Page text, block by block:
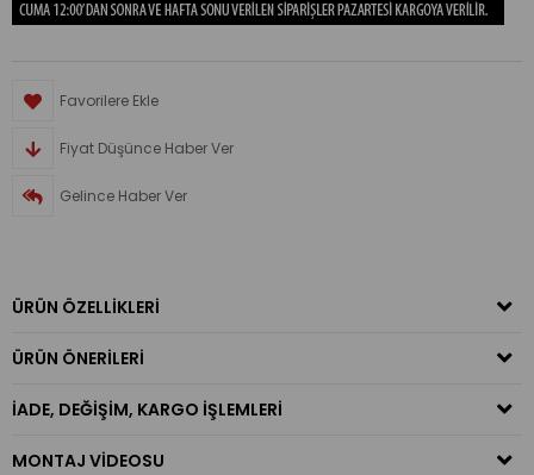
Favorilere Ekle
Fiyat Düşünce Haber Ver
Gelince Haber Ver
ÜRÜN ÖZELLIKLERI
ÜRÜN ÖNERILERI
İADE, DEĞIŞIM, KARGO İŞLEMLERI
MONTAJ VIDEOSU